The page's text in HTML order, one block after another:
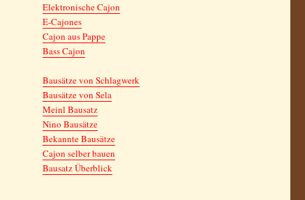
Elektronische Cajon
E-Cajones
Cajon aus Pappe
Bass Cajon
Bausätze von Schlagwerk
Bausätze von Sela
Meinl Bausatz
Nino Bausätze
Bekannte Bausätze
Cajon selber bauen
Bausatz Überblick